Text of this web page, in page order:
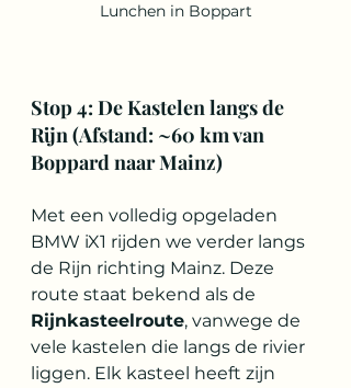
Lunchen in Boppart
Stop 4: De Kastelen langs de
Rijn (Afstand: ~60 km van
Boppard naar Mainz)
Met een volledig opgeladen
BMW iX1 rijden we verder langs
de Rijn richting Mainz. Deze
route staat bekend als de
Rijnkasteelroute, vanwege de
vele kastelen die langs de rivier
liggen. Elk kasteel heeft zijn